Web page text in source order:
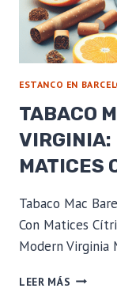
ESTANCO EN
TABACO
VIRGINIA:
MATICES
Tabaco Mac
Con Matices
Modern Virginia
LEER MÁS TABACO